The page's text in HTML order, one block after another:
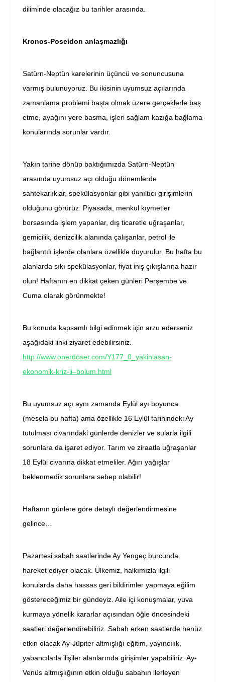
diliminde olacağız bu tarihler arasında.
Kronos-Poseidon anlaşmazlığı
Satürn-Neptün karelerinin üçüncü ve sonuncusuna
varmış bulunuyoruz. Bu ikisinin uyumsuz açılarında
zamanlama problemi başta olmak üzere gerçeklerle baş
etme, ayağını yere basma, işleri sağlam kazığa bağlama
konularında sorunlar vardır.
Yakın tarihe dönüp baktığımızda Satürn-Neptün
arasında uyumsuz açı olduğu dönemlerde
sahtekarlıklar, spekülasyonlar gibi yanıltıcı girişimlerin
olduğunu görürüz. Piyasada, menkul kıymetler
borsasında işlem yapanlar, dış ticaretle uğraşanlar,
gemicilik, denizcilik alanında çalışanlar, petrol ile
bağlantılı işlerde olanlara özellikle duyurulur. Bu hafta bu
alanlarda sıkı spekülasyonlar, fiyat iniş çıkışlarına hazır
olun! Haftanın en dikkat çeken günleri Perşembe ve
Cuma olarak görünmekte!
Bu konuda kapsamlı bilgi edinmek için arzu ederseniz
aşağıdaki linki ziyaret edebilirsiniz.
http://www.onerdoser.com/Y177_0_yakinlasan-
ekonomik-kriz-ii–bolum.html
Bu uyumsuz açı aynı zamanda Eylül ayı boyunca
(mesela bu hafta) ama özellikle 16 Eylül tarihindeki Ay
tutulması civarındaki günlerde denizler ve sularla ilgili
sorunlara da işaret ediyor. Tarım ve ziraatla uğraşanlar
18 Eylül civarına dikkat etmeliler. Ağırı yağışlar
beklenmedik sorunlara sebep olabilir!
Haftanın günlere göre detaylı değerlendirmesine
gelince…
Pazartesi sabah saatlerinde Ay Yengeç burcunda
hareket ediyor olacak. Ülkemiz, halkımızla ilgili
konularda daha hassas geri bildirimler yapmaya eğilim
göstereceğimiz bir gündeyiz. Aile içi konuşmalar, yuva
kurmaya yönelik kararlar açısından öğle öncesindeki
saatleri değerlendirebiliriz. Sabah erken saatlerde henüz
etkin olacak Ay-Jüpiter altmışlığı eğitim, yayıncılık,
yabancılarla ilişiler alanlarında girişimler yapabiliriz. Ay-
Venüs altmışlığının etkin olduğu sabahın ilerleyen